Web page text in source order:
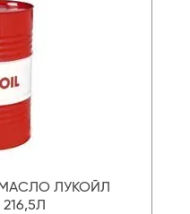
ЛУКОЙЛ